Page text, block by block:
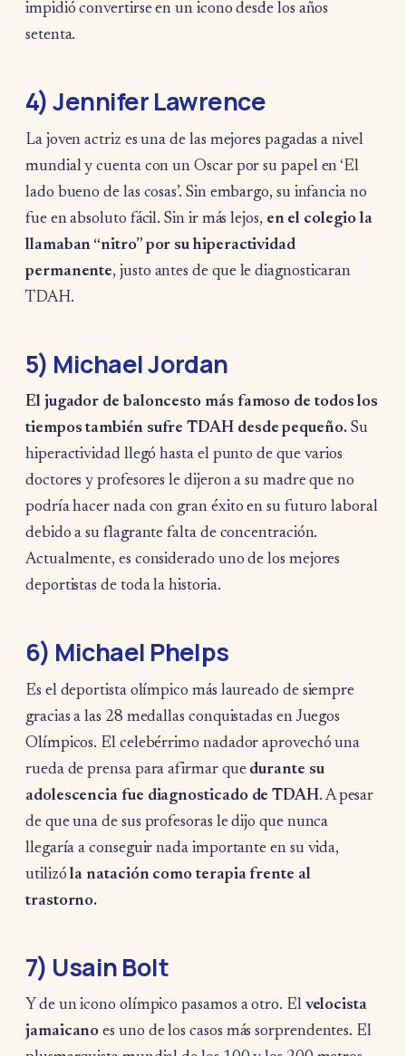
impidió convertirse en un icono desde los años
setenta.
4) Jennifer Lawrence
La joven actriz es una de las mejores pagadas a nivel
mundial y cuenta con un Oscar por su papel en ‘El
lado bueno de las cosas’. Sin embargo, su infancia no
fue en absoluto fácil. Sin ir más lejos, en el colegio la
llamaban “nitro” por su hiperactividad
permanente, justo antes de que le diagnosticaran
TDAH.
5) Michael Jordan
El jugador de baloncesto más famoso de todos los
tiempos también sufre TDAH desde pequeño.Su
hiperactividad llegó hasta el punto de que varios
doctores y profesores le dijeron a su madre que no
podría hacer nada con gran éxito en su futuro laboral
debido a su flagrante falta de concentración.
Actualmente, es considerado uno de los mejores
deportistas de toda la historia.
6) Michael Phelps
Es el deportista olímpico más laureado de siempre
gracias a las 28 medallas conquistadas en Juegos
Olímpicos. El celebérrimo nadador aprovechó una
rueda de prensa para afirmar que durante su
adolescencia fue diagnosticado de TDAH. A pesar
de que una de sus profesoras le dijo que nunca
llegaría a conseguir nada importante en su vida,
utilizóla natación como terapia frente al
trastorno.
7) Usain Bolt
Y de un icono olímpico pasamos a otro. El velocista
jamaicanoes uno de los casos más sorprendentes. El